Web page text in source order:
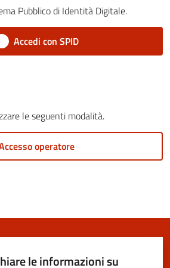
Pubblico di Identità Digitale.
Accedi con SPID
le seguenti modalità.
operatore
le informazioni su